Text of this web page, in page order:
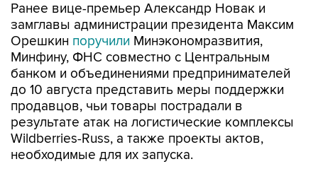
Ранее вице-премьер Александр Новак и
замглавы администрации президента Максим
Орешкин поручили Минэкономразвития,
Минфину, ФНС совместно с Центральным
банком и объединениями предпринимателей
до 10 августа представить меры поддержки
продавцов, чьи товары пострадали в
результате атак на логистические комплексы
Wildberries-Russ, а также проекты актов,
необходимые для их запуска.